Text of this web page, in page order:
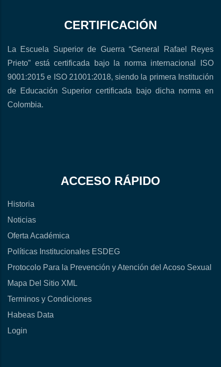
CERTIFICACIÓN
La Escuela Superior de Guerra “General Rafael Reyes
Prieto” está certificada bajo la norma internacional ISO
9001:2015 e ISO 21001:2018, siendo la primera Institución
de Educación Superior certificada bajo dicha norma en
Colombia.
ACCESO RÁPIDO
Historia
Noticias
Oferta Académica
Políticas Institucionales ESDEG
Protocolo Para la Prevención y Atención del Acoso Sexual
Mapa Del Sitio XML
Terminos y Condiciones
Habeas Data
Login